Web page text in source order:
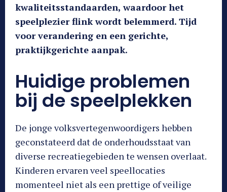
kwaliteitsstandaarden, waardoor het
speelplezier flink wordt belemmerd. Tijd
voor verandering en een gerichte,
praktijkgerichte aanpak.
Huidige problemen
bij de speelplekken
De jonge volksvertegenwoordigers hebben
geconstateerd dat de onderhoudsstaat van
diverse recreatiegebieden te wensen overlaat.
Kinderen ervaren veel speellocaties
momenteel niet als een prettige of veilige